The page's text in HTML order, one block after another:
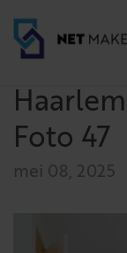
Foto 47
mei 08, 2025